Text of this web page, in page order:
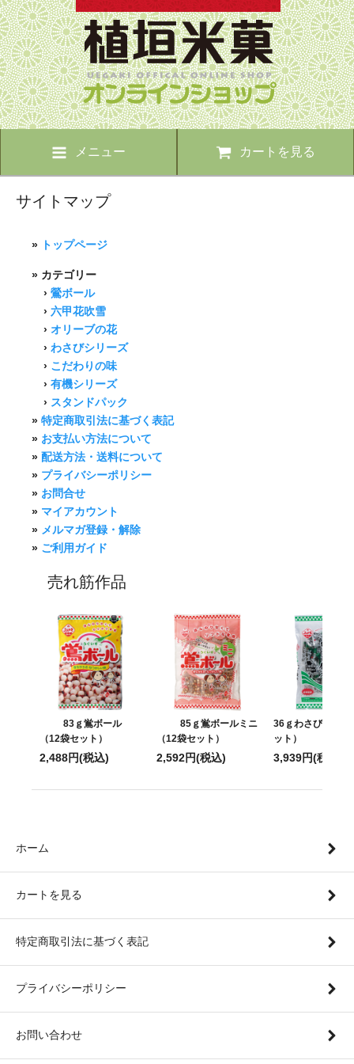
メニュー カートを見る
サイトマップ
» トップページ
» カテゴリー
› 鶯ボール
› 六甲花吹雪
› オリーブの花
› わさびシリーズ
› こだわりの味
› 有機シリーズ
› スタンドパック
» 特定商取引法に基づく表記
» お支払い方法について
» 配送方法・送料について
» プライバシーポリシー
» お問合せ
» マイアカウント
» メルマガ登録・解除
» ご利用ガイド
売れ筋作品
83ｇ鴬ボール
（12袋セット）
2,488円(税込)
85ｇ鴬ボールミニ
（12袋セット）
2,592円(税込)
36ｇわさび鉄火
ット）
3,939円(税込)
ホーム
カートを見る
特定商取引法に基づく表記
プライバシーポリシー
お問い合わせ